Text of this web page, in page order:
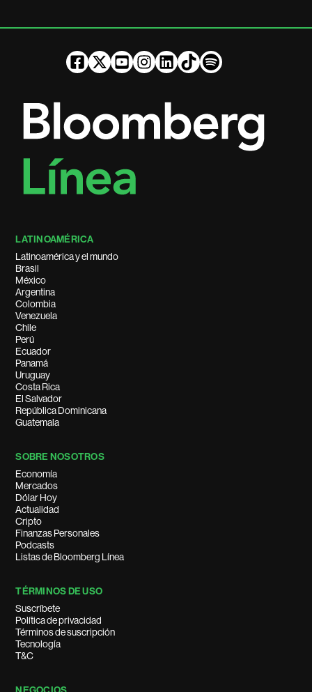
LATINOAMÉRICA
Latinoamérica y el mundo
Brasil
México
Argentina
Colombia
Venezuela
Chile
Perú
Ecuador
Panamá
Uruguay
Costa Rica
El Salvador
República Dominicana
Guatemala
SOBRE NOSOTROS
Economía
Mercados
Dólar Hoy
Actualidad
Cripto
Finanzas Personales
Podcasts
Listas de Bloomberg Línea
TÉRMINOS DE USO
Suscríbete
Política de privacidad
Términos de suscripción
Tecnología
T&C